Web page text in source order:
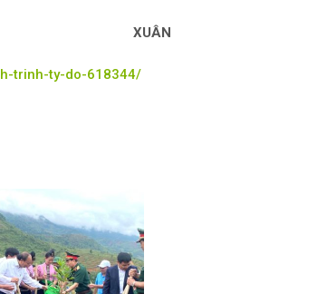
XUÂN
trinh-ty-do-618344/